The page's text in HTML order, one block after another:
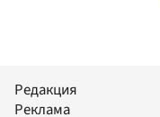
Редакция
Реклама